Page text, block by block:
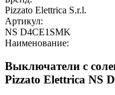
Pizzato Elettrica S.r.l.
Артикул:
NS D4CE1SMK
Наименование:
Выключатели с
Pizzato Elettrica NS